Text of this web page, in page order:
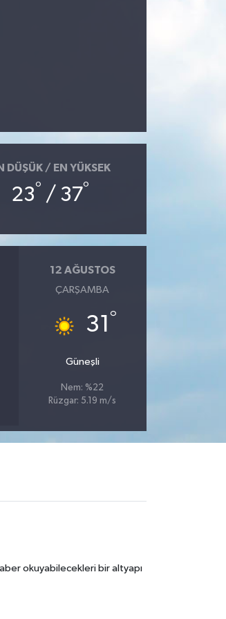
DÜŞÜK / EN YÜKSEK
23° / 37°
12 AĞUSTOS
ÇARŞAMBA
31 °
Güneşli
Nem: %22
Rüzgar: 5.19 m/s
okuyabilecekleri bir altyapı